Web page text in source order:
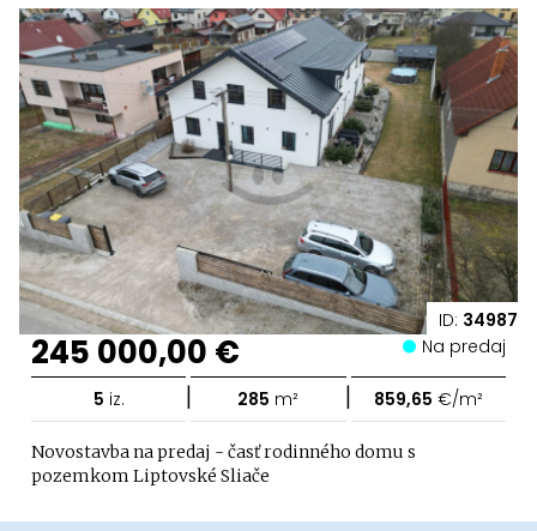
ID: 34987
245 000,00 € Na predaj
5 iz. | 285 m² | 859,65 €/m²
Novostavba na predaj - časť rodinného domu s
pozemkom Liptovské Sliače